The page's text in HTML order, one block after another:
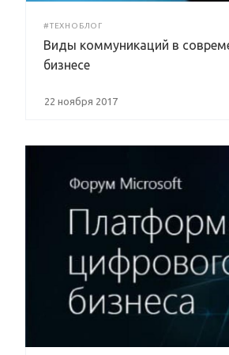
#ТЕХНОБЛОГ
Виды коммуникаций в
бизнесе
22 ноября 2017